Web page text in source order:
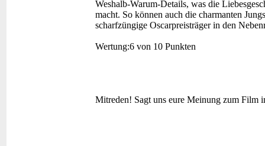
Weshalb-Warum-Details, was die
macht. So können auch die charmanten
scharfzüngige Oscarpreisträger in den
Wertung:6 von 10 Punkten
Mitreden! Sagt uns eure Meinung zum Film